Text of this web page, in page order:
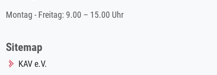
Montag - Freitag: 9.00 – 15.00 Uhr
Sitemap
KAV e.V.